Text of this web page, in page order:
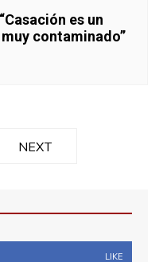
es un
contaminado”
NEXT
LIKE